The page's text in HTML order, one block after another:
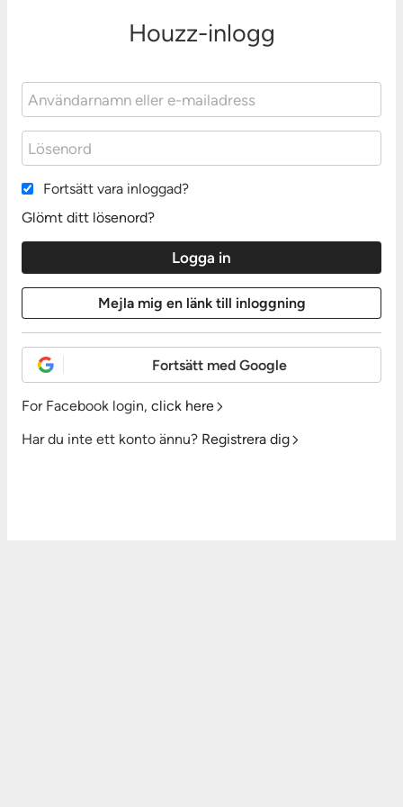
Houzz-inlogg
Fortsätt vara inloggad?
Glömt ditt lösenord?
Fortsätt med Google
For Facebook login, click here
Har du inte ett konto ännu? Registrera dig